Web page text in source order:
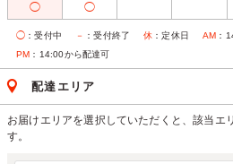
◯ ◯
◯ ：受付中 － ：受付終了 休 ：定休日 AM ：
PM ：14:00から配達可
配達エリア
お届けエリアを選択していただくと、該当エ
す。